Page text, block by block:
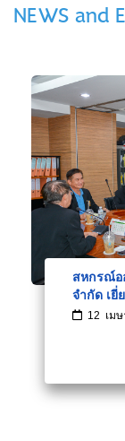
NEWS and
สหกรณ์อ
จำกัด เ
12 เม